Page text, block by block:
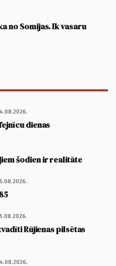
no Somijas. Ik vasaru
dienas
šodien ir realitāte
Rūjienas pilsētas